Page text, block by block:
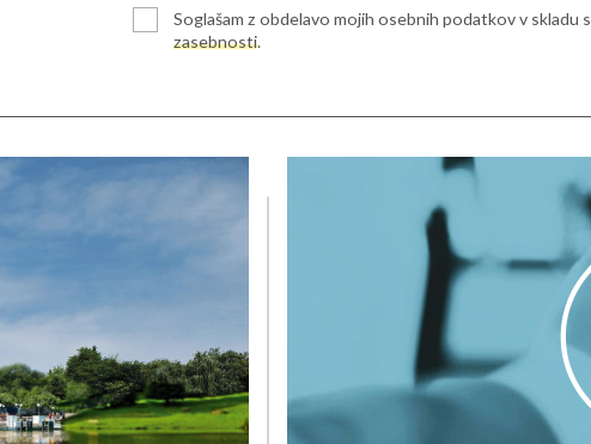
+386 (0)5 908 11 40
Soglašam z obdelavo mojih osebnih podatkov v skladu s
zasebnosti.